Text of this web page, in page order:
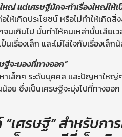
หญ่ แต่เศรษฐีมักจะทำเรื่องใหญ่ให้เ
ให้เกิดประโยชน์ หรือไม่ทำให้เกิ
เกินไป นั่นทำให้คนเหล่านั้นเสียเ
นเรื่องเล็ก และไม่ใส่ใจกับเรื่องเล็
ฐีจะมองที่ทางออก”
ล็กๆ ระดับบุคคล และปัญหาใหญ่
ซึ่งเป็นเศรษฐีจะมุ่งไปที่ทางออ
เศรษฐี” สำหรับก